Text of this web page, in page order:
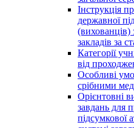
Інструкція
державної
(вихованців)
закладів за
Категорії
від
Особливі
срібними
Орієнтовні
завдань для
підсумкової